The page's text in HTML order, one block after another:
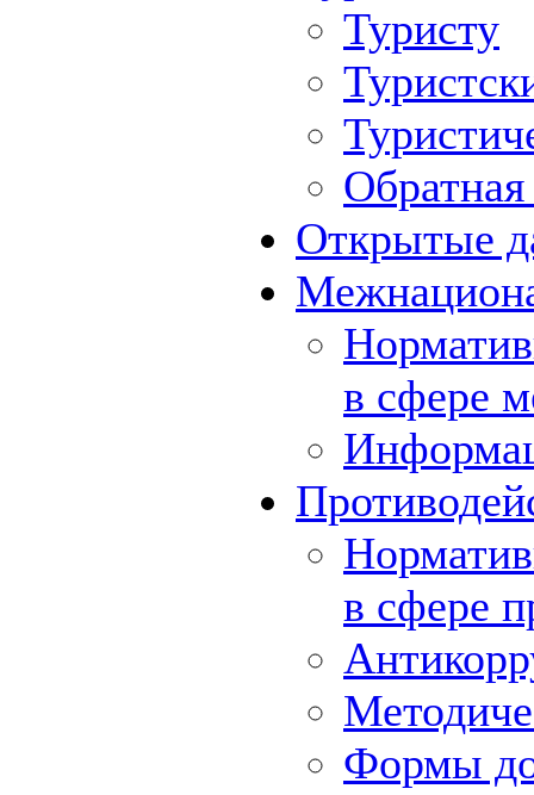
Туристу
Обратная
Открытые
в сфере
в сфере
Формы